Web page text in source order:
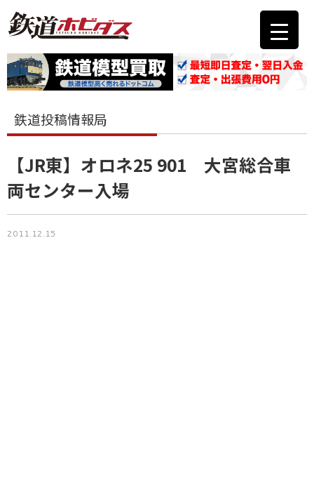
鉄道投稿情報局
【JR東】オロネ25 901 大宮総合車
両センター入場
2011.12.15